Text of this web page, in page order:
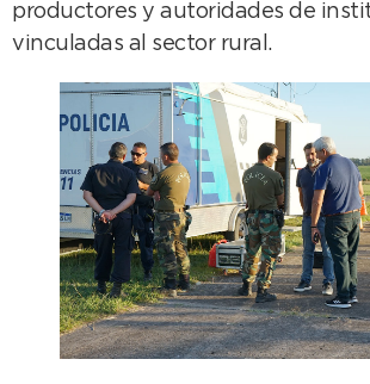
productores y autoridades de
vinculadas al sector rural.